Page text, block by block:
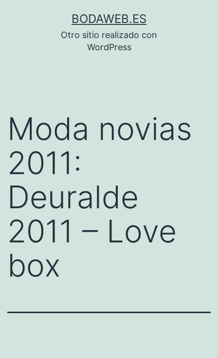
BODAWEB.ES
Otro sitio realizado con
WordPress
Moda novias
2011:
Deuralde
2011 – Love
box